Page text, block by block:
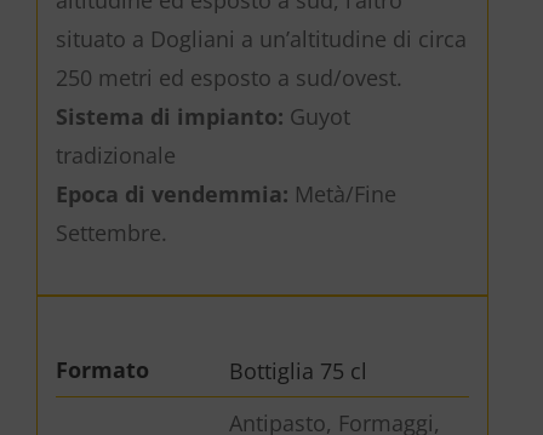
situato a Dogliani a un’altitudine di circa
250 metri ed esposto a sud/ovest.
Sistema di impianto: Guyot
tradizionale
Epoca di vendemmia: Metà/Fine
Settembre.
Formato Bottiglia 75 cl
Antipasto, Formaggi,